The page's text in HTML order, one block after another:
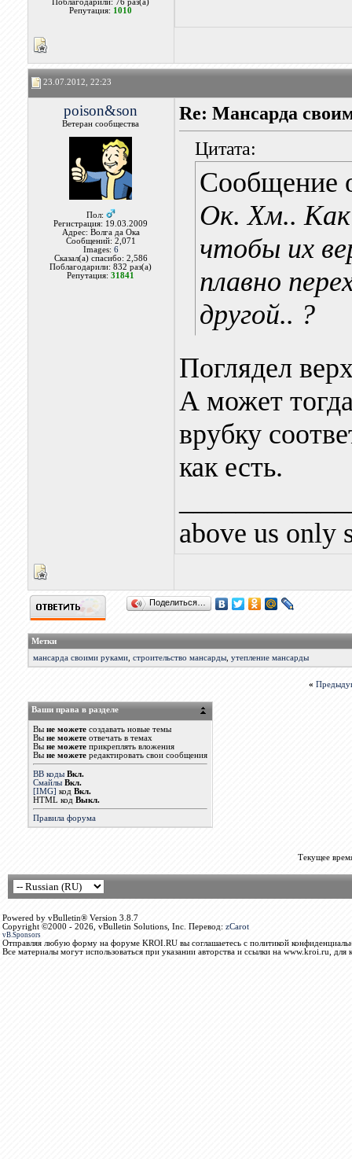
Поблагодарили: 76 раз(а)
Репутация: 1010
23.07.2012, 22:23
poison&son
Ветеран сообщества
Пол:
Регистрация: 19.03.2009
Адрес: Волга да Ока
Сообщений: 2,071
Images: 6
Сказал(а) спасибо: 2,586
Поблагодарили: 832 раз(а)
Репутация:31841
Re: Мансарда
Цитата:
Сообщение
Ок. Хм..
чтобы их
плавно
другой.. ?
Поглядел
А может
врубку
как есть.
above us only
Поделиться…
Метки
мансарда своими руками, строительство мансарды, утепление мансарды
«
Ваши права в разделе
Вы не можетесоздавать новые темы
Вы не можетеотвечать в темах
Вы не можетеприкреплять вложения
Вы не можетередактировать свои сообщения
BB коды Вкл.
Смайлы Вкл.
[IMG] код Вкл.
HTML код Выкл.
Правила форума
Текущее
Powered by vBulletin® Version 3.8.7
Copyright ©2000 - 2026, vBulletin Solutions, Inc. Перевод: zCarot
vB.Sponsors
Отправляя любую форму на форуме KROI.RU вы соглашаетесь с политикой
Все материалы могут использоваться при указании авторства и ссылки на www.kroi.ru, для